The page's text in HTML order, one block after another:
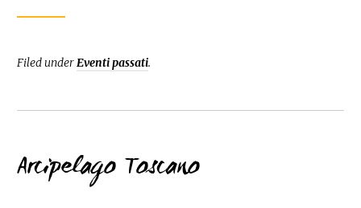
Filed underEventi passati.
Arcipelago Toscano